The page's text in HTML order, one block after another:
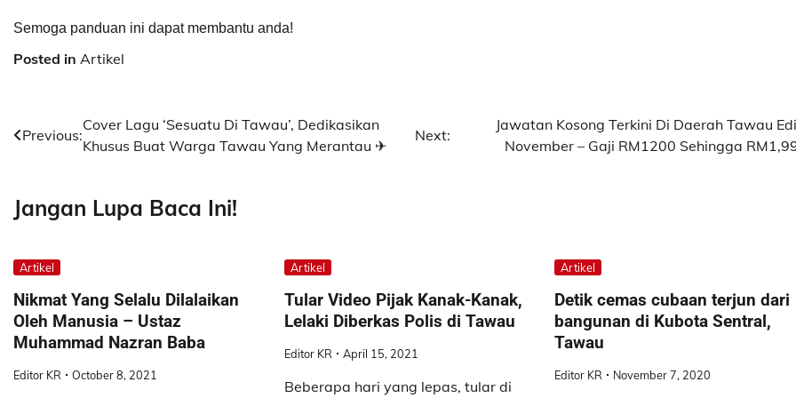
Semoga panduan ini dapat membantu anda!
Posted in Artikel
Post
Previous:
Cover Lagu ‘Sesuatu Di Tawau’, Dedikasikan
Khusus Buat Warga Tawau Yang Merantau ✈
Next:
Jawatan Kosong Terkini Di Daerah Tawau
November – Gaji RM1200 Sehingga
Jangan Lupa Baca Ini!
Artikel
Nikmat Yang Selalu Dilalaikan
Oleh Manusia – Ustaz
Muhammad Nazran Baba
Editor KR October 8, 2021
Artikel
Tular Video Pijak Kanak-Kanak,
Lelaki Diberkas Polis di Tawau
Editor KR April 15, 2021
Beberapa hari yang lepas, tular di
Artikel
Detik cemas cubaan terjun dari
bangunan di Kubota Sentral,
Tawau
Editor KR November 7, 2020